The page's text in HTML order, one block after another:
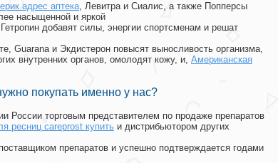
адрес аптека, Левитра и Сиалис, а также Попперсы
насыщенной и яркой
добавят силы, энергии спортсменам и решат
Guarana и Экдистерон повысят выносливость организма,
внутренних органов, омолодят кожу, и, Американская
покупать именно у нас?
торговым представителем по продаже препаратов
ресниц careprost купить и дистрибьютором других
препаратов и успешно подтверждается годами